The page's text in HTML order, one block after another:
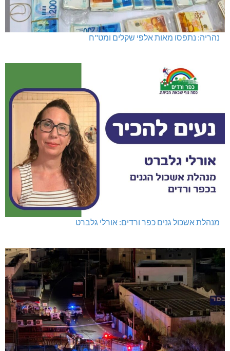
נהריה: נתפסו מאות אלפי שקלים ומט"ח
מנהלת אשכול גנים כפר ורדים: אורלי גלברט